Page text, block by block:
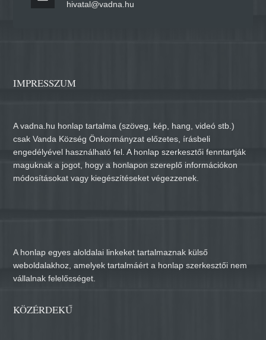
hivatal@vadna.hu
IMPRESSZUM
A vadna.hu honlap tartalma (szöveg, kép, hang, videó stb.)
csak Vanda Község Önkormányzat előzetes, írásbeli
engedélyével használható fel. A honlap szerkesztői fenntartják
maguknak a jogot, hogy a honlapon szereplő információkon
módosításokat vagy kiegészítéseket végezzenek.
A honlap egyes aloldalai linkeket tartalmaznak külső
weboldalakhoz, amelyek tartalmáért a honlap szerkesztői nem
vállalnak felelősséget.
KÖZÉRDEKŰ